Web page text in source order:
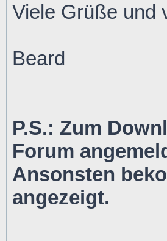
Viele Grüße und
Beard
P.S.: Zum
Forum
Ansonsten
angezeigt.